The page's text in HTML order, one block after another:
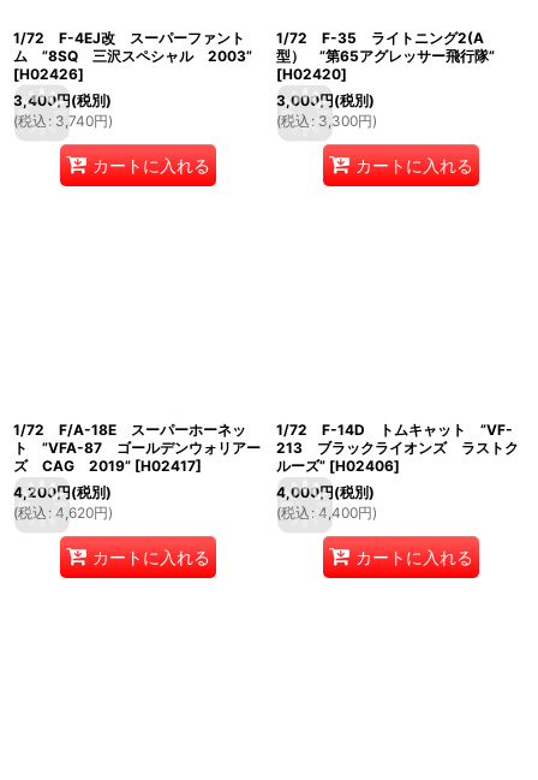
1/72 F-4EJ改 スーパーファント
ム ”8SQ 三沢スペシャル 2003”
[H02426]
3,400円(税別)
(税込 : 3,740円)
カートに入れる
1/72 F-35 ライトニング2(A
型） ”第65アグレッサー飛行隊”
[H02420]
3,000円(税別)
(税込 : 3,300円)
カートに入れる
1/72 F/A-18E スーパーホーネッ
ト ”VFA-87 ゴールデンウォリアー
ズ CAG 2019” [H02417]
4,200円(税別)
(税込 : 4,620円)
カートに入れる
1/72 F-14D トムキャット ”VF-
213 ブラックライオンズ ラストク
ルーズ” [H02406]
4,000円(税別)
(税込 : 4,400円)
カートに入れる